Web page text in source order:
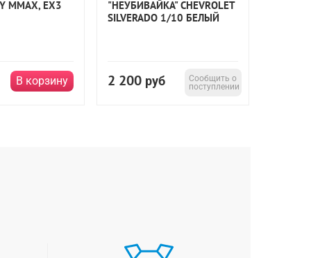
MMAX, EX3
В корзину
"НЕУБИВАЙКА" CHEVROLET
SILVERADO 1/10 БЕЛЫЙ
2 200 руб
Сообщить о
поступлении